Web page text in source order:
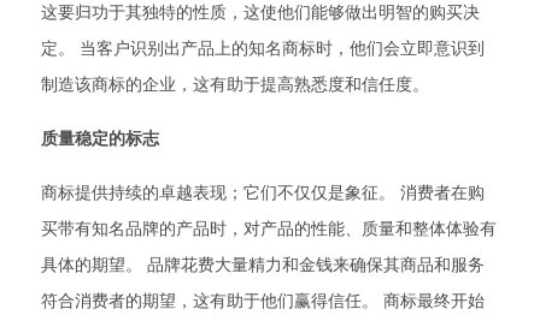
这要归功于其独特的性质，这使他们能够做出明智的购买决
定。 当客户识别出产品上的知名商标时，他们会立即意识到
制造该商标的企业，这有助于提高熟悉度和信任度。
质量稳定的标志
商标提供持续的卓越表现；它们不仅仅是象征。 消费者在购
买带有知名品牌的产品时，对产品的性能、质量和整体体验有
具体的期望。 品牌花费大量精力和金钱来确保其商品和服务
符合消费者的期望，这有助于他们赢得信任。 商标最终开始